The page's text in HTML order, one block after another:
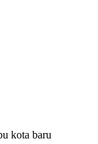
kota baru